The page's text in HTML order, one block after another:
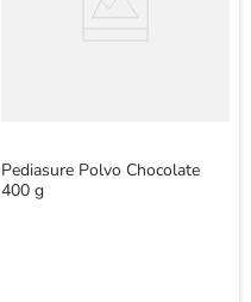
Pediasure Polvo Chocolate
400 g